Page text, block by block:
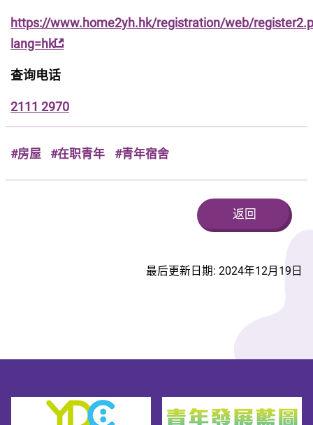
https://www.home2yh.hk/registration/web/
lang=hk
查询电话
2111 2970
#房屋 #在职青年 #青年宿舍
返回
最后更新日期: 2024年12月19日